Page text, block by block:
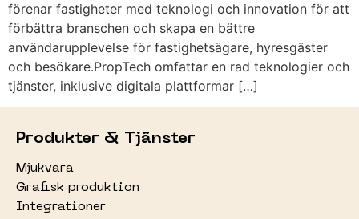
förenar fastigheter med teknologi och innovation för att
förbättra branschen och skapa en bättre
användarupplevelse för fastighetsägare, hyresgäster
och besökare.PropTech omfattar en rad teknologier och
tjänster, inklusive digitala plattformar […]
Produkter & Tjänster
Mjukvara
Grafisk produktion
Integrationer